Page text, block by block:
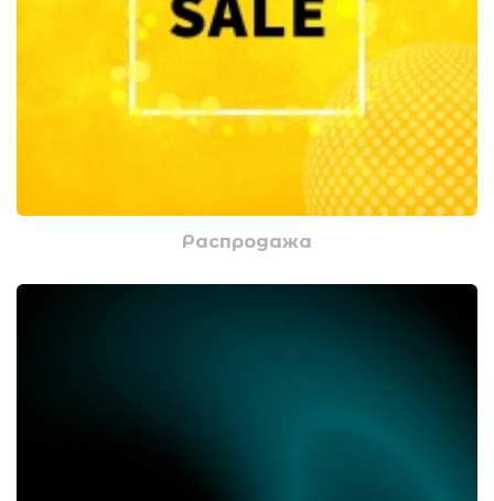
Распродажа